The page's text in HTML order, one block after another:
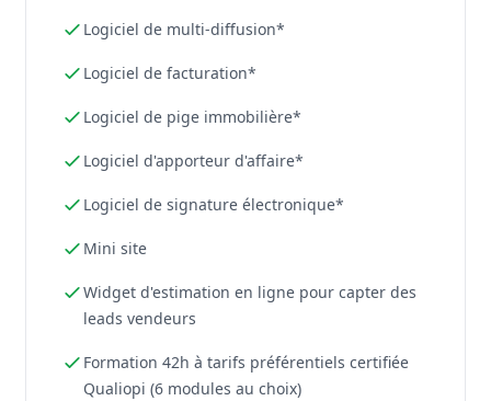
Logiciel de multi-diffusion*
Logiciel de facturation*
Logiciel de pige immobilière*
Logiciel d'apporteur d'affaire*
Logiciel de signature électronique*
Mini site
Widget d'estimation en ligne pour capter des
leads vendeurs
Formation 42h à tarifs préférentiels certifiée
Qualiopi (6 modules au choix)